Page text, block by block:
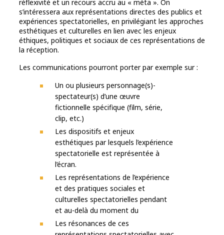
réflexivité et un recours accru au « méta ». On
s’intéressera aux représentations directes des publics et
expériences spectatorielles, en privilégiant les approches
esthétiques et culturelles en lien avec les enjeux
éthiques, politiques et sociaux de ces représentations de
la réception.
Les communications pourront porter par exemple sur :
Un ou plusieurs personnage(s)-
spectateur(s) d’une œuvre
fictionnelle spécifique (film, série,
clip, etc.)
Les dispositifs et enjeux
esthétiques par lesquels l’expérience
spectatorielle est représentée à
l’écran.
Les représentations de l’expérience
et des pratiques sociales et
culturelles spectatorielles pendant
et au-delà du moment du
Les résonances de ces